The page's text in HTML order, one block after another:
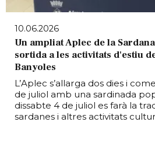
10.06.2026
Un ampliat Aplec de la
sortida a les activitats d'estiu
Banyoles
L’Aplec s’allarga dos dies i
de juliol amb una sardinada
dissabte 4 de juliol es farà la
sardanes i altres activitats